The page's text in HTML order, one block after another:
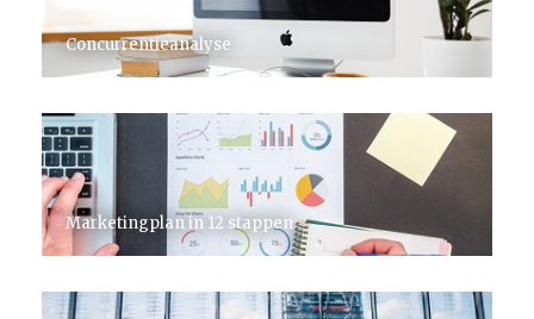
Concurrentieanalyse
Marketingplan in 12 stappen